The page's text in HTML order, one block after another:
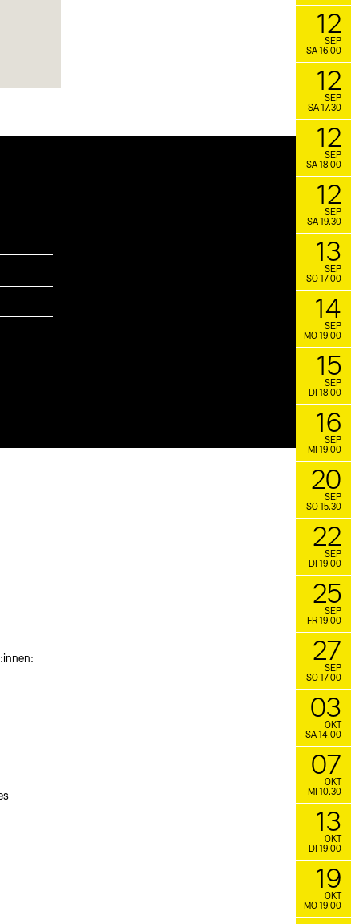
12
SEP
SA 16.00
12
SEP
SA 17.30
12
SEP
SA 18.00
12
SEP
SA 19.30
13
SEP
SO 17.00
14
SEP
MO 19.00
15
SEP
DI 18.00
16
SEP
MI 19.00
20
SEP
SO 15.30
22
SEP
DI 19.00
25
SEP
FR 19.00
27
SEP
SO 17.00
03
OKT
SA 14.00
07
OKT
MI 10.30
13
OKT
DI 19.00
19
OKT
MO 19.00